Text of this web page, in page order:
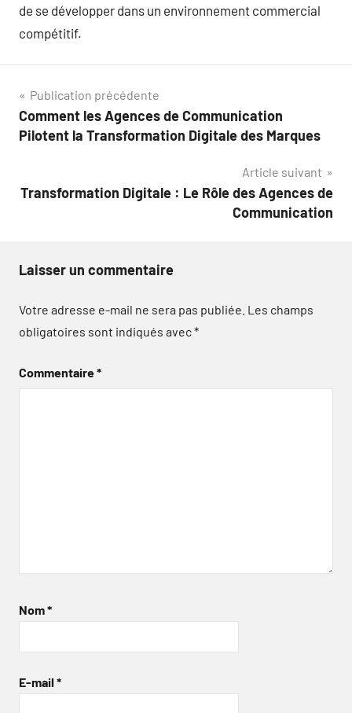
de se développer dans un environnement commercial
compétitif.
Navigation
de
Publication précédente
Comment les Agences de Communication
Pilotent la Transformation Digitale des Marques
Article suivant
Transformation Digitale : Le Rôle des Agences de
Communication
Laisser un commentaire
Votre adresse e-mail ne sera pas publiée. Les champs
obligatoires sont indiqués avec*
Commentaire*
Nom*
E-mail *